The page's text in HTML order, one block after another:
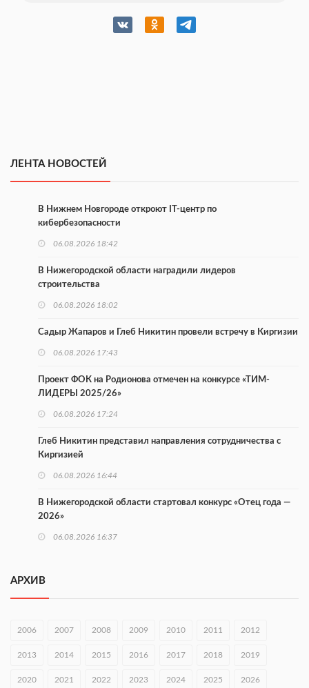
ЛЕНТА НОВОСТЕЙ
В Нижнем Новгороде откроют IT-центр по
кибербезопасности
06.08.2026 18:42
В Нижегородской области наградили лидеров
строительства
06.08.2026 18:02
Садыр Жапаров и Глеб Никитин провели встречу в Киргизии
06.08.2026 17:43
Проект ФОК на Родионова отмечен на конкурсе «ТИМ-
ЛИДЕРЫ 2025/26»
06.08.2026 17:24
Глеб Никитин представил направления сотрудничества с
Киргизией
06.08.2026 16:44
В Нижегородской области стартовал конкурс «Отец года —
2026»
06.08.2026 16:37
раза
АРХИВ
2006 2007 2008 2009 2010 2011 2012
2013 2014 2015 2016 2017 2018 2019
2020 2021 2022 2023 2024 2025 2026